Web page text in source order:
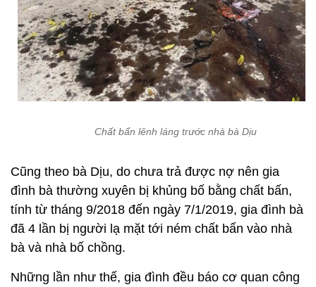
Chất bẩn lênh láng trước nhà bà Dịu
Cũng theo bà Dịu, do chưa trả được nợ nên gia
đình bà thường xuyên bị khủng bố bằng chất bấn,
tính từ tháng 9/2018 đến ngày 7/1/2019, gia đình bà
đã 4 lần bị người lạ mặt tới ném chất bẩn vào nhà
bà và nhà bố chồng.
Những lần như thế, gia đình đều báo cơ quan công